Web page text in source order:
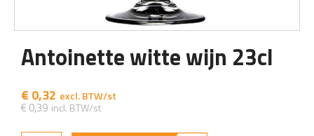
Antoinette witte wijn 23cl
€ 0,32
€ 0,39